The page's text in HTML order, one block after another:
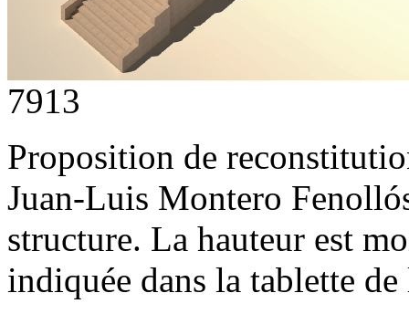
7913
Proposition de
Juan-Luis Montero
structure. La hauteur est
indiquée dans la tablette de